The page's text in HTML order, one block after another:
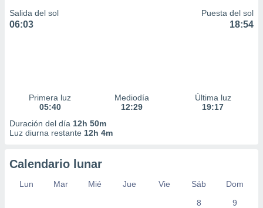
Salida del sol
06:03
Puesta del sol
18:54
Primera luz
05:40
Mediodía
12:29
Última luz
19:17
Duración del día 12h 50m
Luz diurna restante 12h 4m
Calendario lunar
Lun Mar Mié Jue Vie Sáb
Dom
8
9